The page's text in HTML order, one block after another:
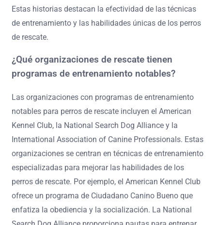
Estas historias destacan la efectividad de las técnicas
de entrenamiento y las habilidades únicas de los perros
de rescate.
¿Qué organizaciones de rescate tienen
programas de entrenamiento notables?
Las organizaciones con programas de entrenamiento
notables para perros de rescate incluyen el American
Kennel Club, la National Search Dog Alliance y la
International Association of Canine Professionals. Estas
organizaciones se centran en técnicas de entrenamiento
especializadas para mejorar las habilidades de los
perros de rescate. Por ejemplo, el American Kennel Club
ofrece un programa de Ciudadano Canino Bueno que
enfatiza la obediencia y la socialización. La National